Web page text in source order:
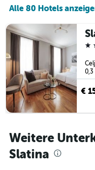
anzeigt.
Diagramm
hat
1
Achse,
die
den
durchschnittlichen
Zimmerpreis
anzeigt.
Alle 80 Hotels
4
0,3
€
Weitere
Slatina